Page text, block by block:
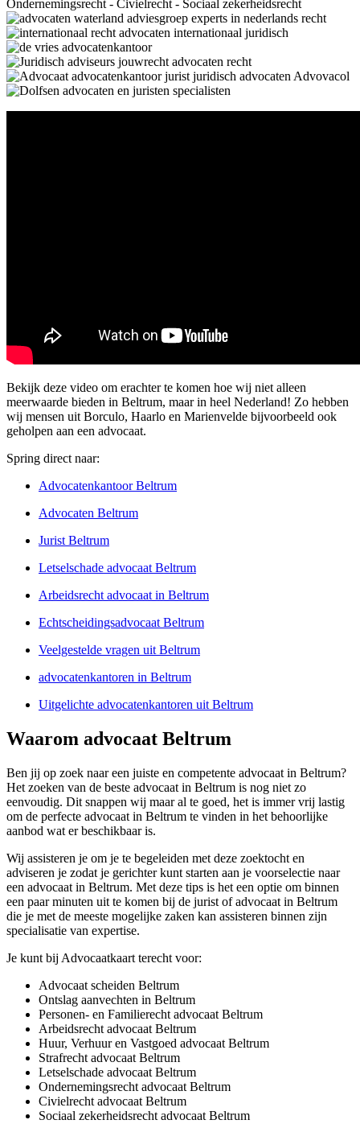
Bekijk deze video om erachter te komen hoe wij niet alleen
meerwaarde bieden in Beltrum, maar in heel Nederland! Zo hebben
wij mensen uit Borculo, Haarlo en Marienvelde bijvoorbeeld ook
geholpen aan een advocaat.
Spring direct naar:
Advocatenkantoor Beltrum
Advocaten Beltrum
Jurist Beltrum
Letselschade advocaat Beltrum
Arbeidsrecht advocaat in Beltrum
Echtscheidingsadvocaat Beltrum
Veelgestelde vragen uit Beltrum
advocatenkantoren in Beltrum
Uitgelichte advocatenkantoren uit Beltrum
Waarom advocaat Beltrum
Ben jij op zoek naar een juiste en competente advocaat in Beltrum?
Het zoeken van de beste advocaat in Beltrum is nog niet zo
eenvoudig. Dit snappen wij maar al te goed, het is immer vrij lastig
om de perfecte advocaat in Beltrum te vinden in het behoorlijke
aanbod wat er beschikbaar is.
Wij assisteren je om je te begeleiden met deze zoektocht en
adviseren je zodat je gerichter kunt starten aan je voorselectie naar
een advocaat in Beltrum. Met deze tips is het een optie om binnen
een paar minuten uit te komen bij de jurist of advocaat in Beltrum
die je met de meeste mogelijke zaken kan assisteren binnen zijn
specialisatie van expertise.
Je kunt bij Advocaatkaart terecht voor:
Advocaat scheiden Beltrum
Ontslag aanvechten in Beltrum
Personen- en Familierecht advocaat Beltrum
Arbeidsrecht advocaat Beltrum
Huur, Verhuur en Vastgoed advocaat Beltrum
Strafrecht advocaat Beltrum
Letselschade advocaat Beltrum
Ondernemingsrecht advocaat Beltrum
Civielrecht advocaat Beltrum
Sociaal zekerheidsrecht advocaat Beltrum